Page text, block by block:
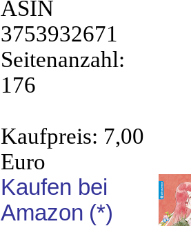
ASIN
3753932671
Seitenanzahl:
176
Kaufpreis: 7,00
Euro
Kaufen bei
Amazon (*)